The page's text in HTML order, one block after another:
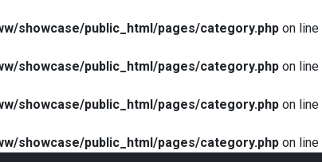
showcase/public_html/pages/category.php on line
showcase/public_html/pages/category.php on line
showcase/public_html/pages/category.php on line
showcase/public_html/pages/category.php on line